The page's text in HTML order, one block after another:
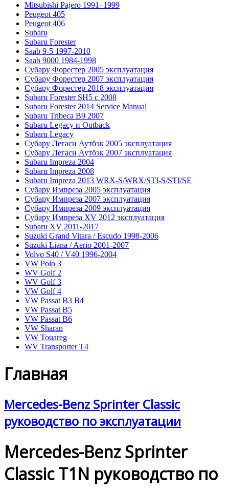
Mitsubishi Pajero 1991–1999
Peugeot 405
Peugeot 406
Subaru
Subaru Forester
Saab 9-5 1997-2010
Saab 9000 1984-1998
Субару Форестер 2005 эксплуатация
Субару Форестер 2007 эксплуатация
Субару Форестер 2018 эксплуатация
Subaru Forester SH5 с 2008
Subaru Forester 2014 Service Manual
Subaru Tribeca В9 2007
Subaru Legacy и Outback
Subaru Legacy
Субару Легаси Аутбэк 2005 эксплуатация
Субару Легаси Аутбэк 2007 эксплуатация
Subaru Impreza 2004
Subaru Impreza 2008
Subaru Impreza 2013 WRX-S/WRX/STI-S/STI/SE
Субару Импреза 2005 эксплуатация
Субару Импреза 2007 эксплуатация
Субару Импреза 2009 эксплуатация
Субару Импреза XV 2012 эксплуатация
Subaru XV 2011-2017
Suzuki Grand Vitara / Escudo 1998-2006
Suzuki Liana / Aerio 2001-2007
Volvo S40 / V40 1996-2004
VW Polo 3
WV Golf 2
WV Golf 3
VW Golf 4
VW Passat B3 B4
VW Passat B5
VW Passat B6
VW Sharan
VW Touareg
WV Transporter T4
Главная
Mercedes-Benz Sprinter Classic
руководство по эксплуатации
Mercedes-Benz Sprinter
Classic T1N руководство по